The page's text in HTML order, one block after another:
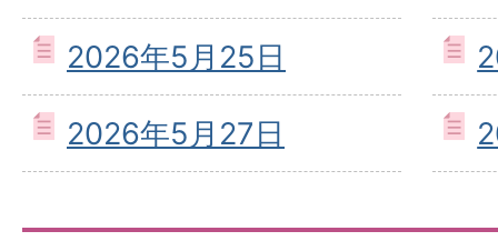
2026年5月25日
2026年5月27日